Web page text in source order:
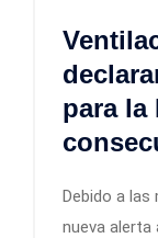
para la
Debido a las
nueva alerta